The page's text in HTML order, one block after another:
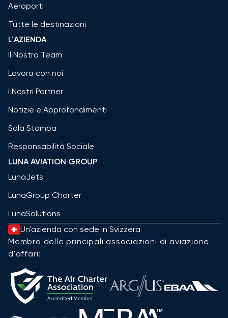
Aeroporti
Tutte le destinazioni
L'AZIENDA
Il Nostro Team
Lavora con noi
I Nostri Partner
Notizie e Approfondimenti
Sala Stampa
Responsabilità Sociale
LUNA AVIATION GROUP
LunaJets
LunaGroup Charter
LunaSolutions
Un'azienda con sede in Svizzera
Membro delle principali associazioni di aviazione
d'affari: